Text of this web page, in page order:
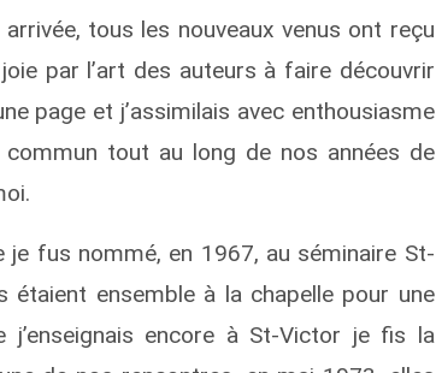
tous les nouveaux venus ont reçu
par l’art des auteurs à faire découvrir
page et j’assimilais avec enthousiasme
tout au long de nos années de
fus nommé, en 1967, au séminaire St-
ensemble à la chapelle pour une
encore à St-Victor je fis la